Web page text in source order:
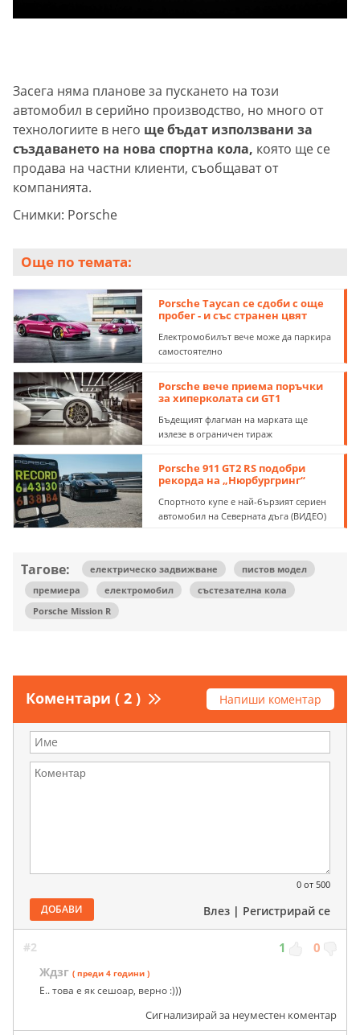
Засега няма планове за пускането на този
автомобил в серийно производство, но много от
технологиите в него ще бъдат използвани за
създаването на нова спортна кола, която ще се
продава на частни клиенти, съобщават от
компанията.
Снимки: Porsche
Още по темата:
Porsche Taycan се сдоби с още
пробег - и със странен цвят
Електромобилът вече може да паркира
самостоятелно
Porsche вече приема поръчки
за хиперколата си GT1
Бъдещият флагман на марката ще
излезе в ограничен тираж
Porsche 911 GT2 RS подобри
рекорда на „Нюрбургринг“
Спортното купе е най-бързият сериен
автомобил на Северната дъга (ВИДЕО)
Тагове: електрическо задвижване
пистов модел
премиера
електромобил
състезателна кола
Porsche Mission R
Коментари ( 2 ) Напиши коментар
0 от 500
ДОБАВИ Влез | Регистрирай се
#2 1 0
Ждзг ( преди 4 години )
Е.. това е як сешоар, верно :)))
Сигнализирай за неуместен коментар